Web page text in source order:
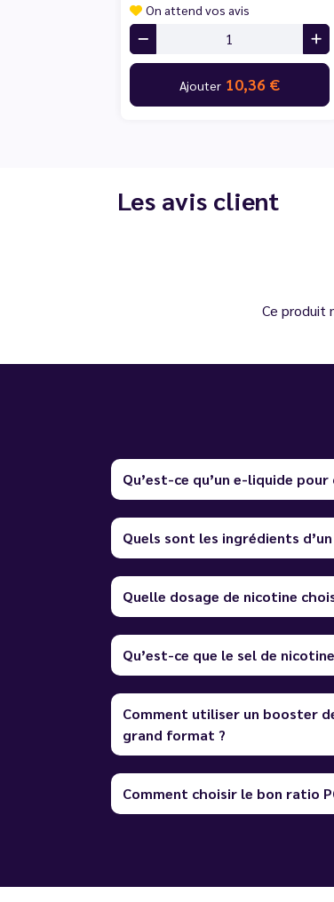
On attend vos avis
Ajouter 10,36 €
Les avis client
Ce produit
Qu’est-ce qu’un e-liquide
Quels sont les ingrédients
Quelle dosage de nicotine
Qu’est-ce que le sel de
Comment utiliser un booster
grand format ?
Comment choisir le bon ratio